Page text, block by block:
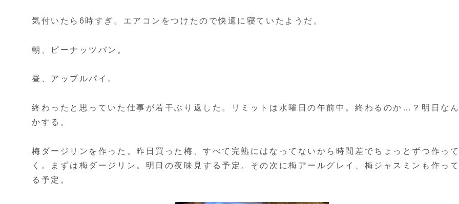
気付いたら6時すぎ。エアコンをつけたので快適に寝ていたようだ。
朝、ピーナッツパン。
昼、アップルパイ。
終わったと思っていた仕事が若干ぶり返した。リミットは水曜日の午前中。終わるのか…？明日なん
かする。
梅ダージリンを作った。昨日買った梅、すべて完熟にはなってないから時間差でちょっとずつ作っ
く。まずは梅ダージリン。明日の夜味見する予定。その次に梅アールグレイ、梅ジャスミンも作っ
る予定。